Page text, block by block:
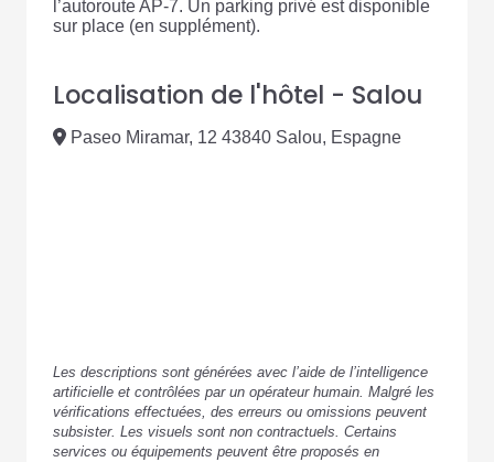
l’autoroute AP-7. Un parking privé est disponible
sur place (en supplément).
Localisation de l'hôtel - Salou
Paseo Miramar, 12 43840 Salou, Espagne
Les descriptions sont générées avec l’aide de l’intelligence
artificielle et contrôlées par un opérateur humain. Malgré les
vérifications effectuées, des erreurs ou omissions peuvent
subsister. Les visuels sont non contractuels. Certains
services ou équipements peuvent être proposés en